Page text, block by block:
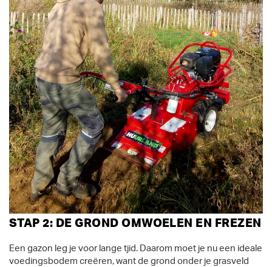
STAP 2: DE GROND OMWOELEN EN FREZEN
Een gazon leg je voor lange tjid. Daarom moet je nu een ideale
voedingsbodem creëren, want de grond onder je grasveld